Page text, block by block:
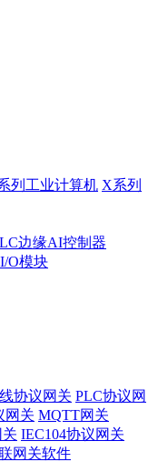
列工业计算机 X系列
边缘AI控制器
O模块
协议网关 PLC协议网
网关 MQTT网关
IEC104协议网关
网关软件